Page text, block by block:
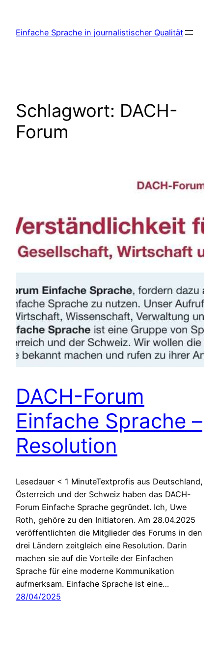
springen
Einfache Sprache in journalistischer Qualität
Schlagwort: DACH-
Forum
DACH-Forum
Einfache Sprache –
Resolution
Lesedauer < 1 MinuteTextprofis aus Deutschland,
Österreich und der Schweiz haben das DACH-
Forum Einfache Sprache gegründet. Ich, Uwe
Roth, gehöre zu den Initiatoren. Am 28.04.2025
veröffentlichten die Mitglieder des Forums in den
drei Ländern zeitgleich eine Resolution. Darin
machen sie auf die Vorteile der Einfachen
Sprache für eine moderne Kommunikation
aufmerksam. Einfache Sprache ist eine…
28/04/2025